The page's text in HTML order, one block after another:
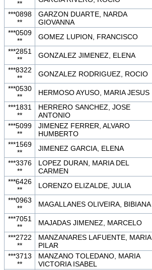
**
***0898
**
GARZON DUARTE, NARDA
GIOVANNA
***0509
**
GOMEZ LUPION, FRANCISCO
***2851
**
GONZALEZ JIMENEZ, ELENA
***8322
**
GONZALEZ RODRIGUEZ, ROCIO
***0530
**
HERMOSO AYUSO, MARIA JESUS
***1831
**
HERRERO SANCHEZ, JOSE
ANTONIO
***5099
**
JIMENEZ FERRER, ALVARO
HUMBERTO
***1569
**
JIMENEZ GARCIA, ELENA
***3376
**
LOPEZ DURAN, MARIA DEL
CARMEN
***6426
**
LORENZO ELIZALDE, JULIA
***0963
**
MAGALLANES OLIVEIRA, BIBIANA
***7051
**
MAJADAS JIMENEZ, MARCELO
***2722
**
MANZANARES LAFUENTE, MARIA
PILAR
***3713
**
MANZANO TOLEDANO, MARIA
VICTORIA ISABEL